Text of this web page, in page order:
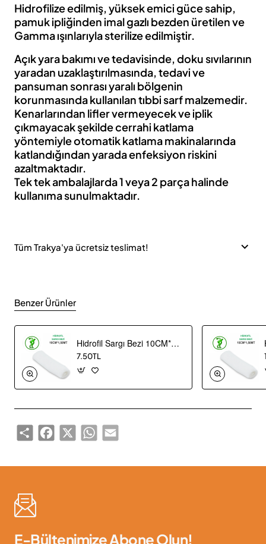
Hidrofilize edilmiş, yüksek emici güce sahip,
pamuk ipliğinden imal gazlı bezden üretilen ve
Gamma ışınlarıyla sterilize edilmiştir.
Açık yara bakımı ve tedavisinde, doku sıvılarının
yaradan uzaklaştırılmasında, tedavi ve
pansuman sonrası yaralı bölgenin
korunmasında kullanılan tıbbi sarf malzemedir.
Kenarlarından lifler vermeyecek ve iplik
çıkmayacak şekilde cerrahi katlama
yöntemiyle otomatik katlama makinalarında
katlandığından yarada enfeksiyon riskini
azaltmaktadır.
Tek tek ambalajlarda 1 veya 2 parça halinde
kullanıma sunulmaktadır.
Tüm Trakya'ya ücretsiz teslimat!
Benzer Ürünler
Hidrofil Sargı Bezi 10CM*1,5 MT
7.50TL
ShareFacebook
X WhatsAppEmail
E-Bültenimize Abone Olun!